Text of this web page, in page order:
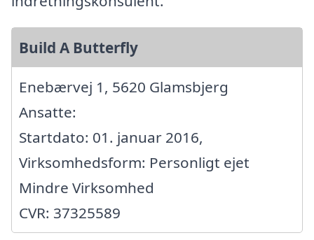
Build A Butterfly
Enebærvej 1, 5620 Glamsbjerg
Ansatte:
Startdato: 01. januar 2016,
Virksomhedsform: Personligt ejet
Mindre Virksomhed
CVR: 37325589